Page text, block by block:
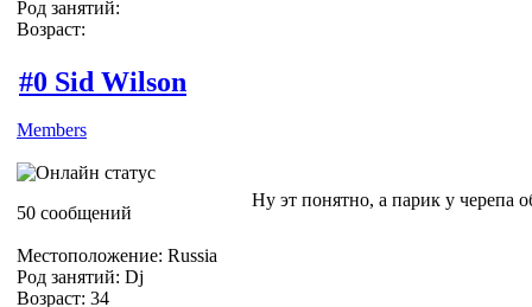
Род занятий:
Возраст:
#0 Sid Wilson
Members
50 сообщений
Местоположение: Russia
Род занятий: Dj
Возраст: 34
Ну эт понятно, а парик у черепа